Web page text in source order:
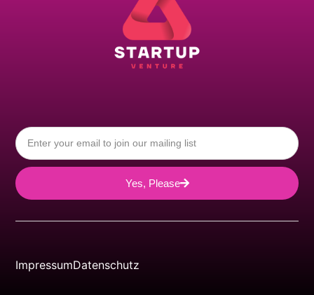
Yes, Please
ImpressumDatenschutz